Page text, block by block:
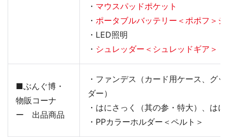
・ マウスパッドポケット
・ ポータブルバッテリー＜ポポフ＞
・LED照明
・ シュレッダー＜シュレッドギア＞
■ぶんぐ博・
物販コーナ
ー 出品商品
・ファンデス（カード用ケース、グ
ダー）
・はにさっく（其の参・特大）、は
・PPカラーホルダー＜ペルト＞